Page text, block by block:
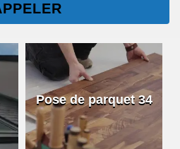
Pose de parquet 34